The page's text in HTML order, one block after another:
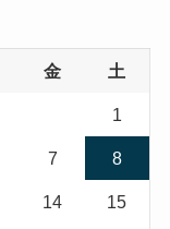
金 土
1
7 8
14 15